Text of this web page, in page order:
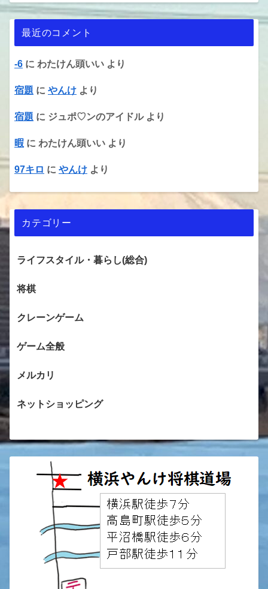
最近のコメント
-6 に わたけん頭いい より
宿題 に やんけ より
宿題 に ジュポ♡ンのアイドルより
暇 に わたけん頭いい より
97キロ に やんけ より
カテゴリー
ライフスタイル・暮らし(総合)
将棋
クレーンゲーム
ゲーム全般
メルカリ
ネットショッピング